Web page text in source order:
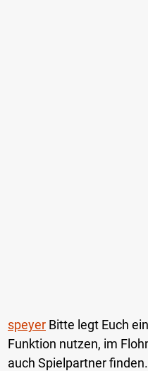
speyer Bitte legt Euch
Funktion nutzen, im
auch Spielpartner